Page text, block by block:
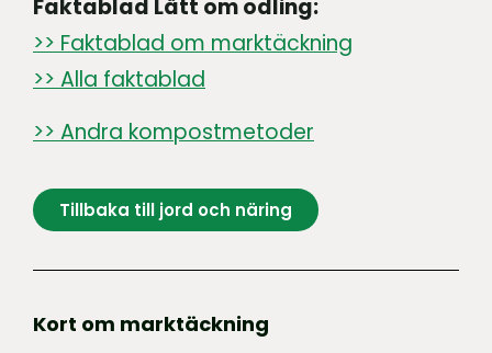
Faktablad Lätt om odling:
>> Faktablad om marktäckning
>> Alla faktablad
>> Andra kompostmetoder
Tillbaka till jord och näring
Kort om marktäckning